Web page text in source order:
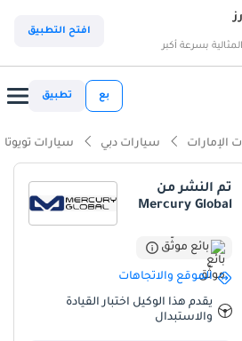
بسرعة أكبر
افتح التطبيق
بع تطبيق
الإمارات سيارات دبي سيارات تويوتا
تم النشر من
Mercury Global
بائع موثّق
الموقع والاتجاهات
يقدم هذا الوكيل اختبار القيادة
والاستبدال